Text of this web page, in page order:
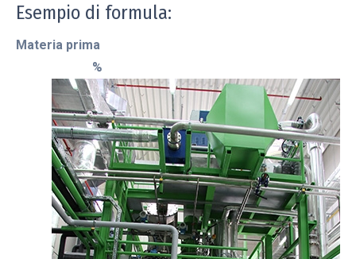
Esempio di formula:
Materia prima
%